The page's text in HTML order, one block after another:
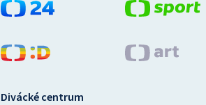
Divácké centrum